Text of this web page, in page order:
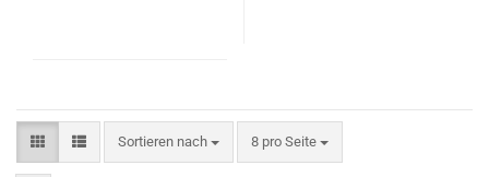
Sortieren nach
Sortieren nach 8 pro Seite
pro Seite